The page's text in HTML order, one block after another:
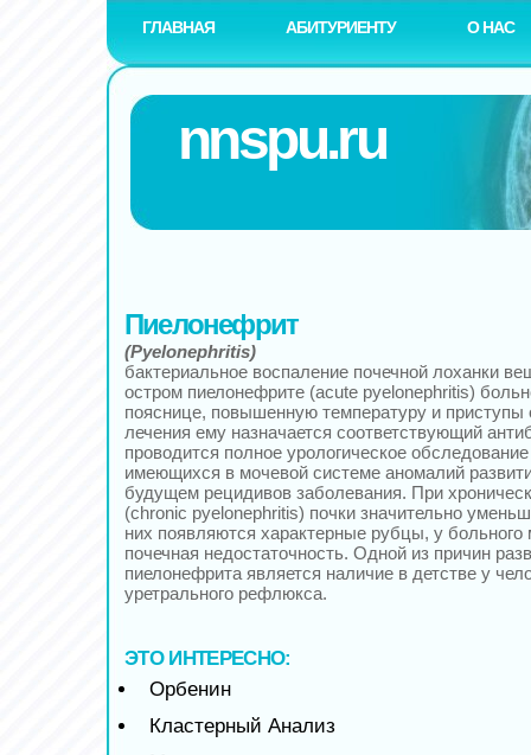
ГЛАВНАЯ АБИТУРИЕНТУ О НАС
nnspu.ru
Пиелонефрит
(Pyelonephritis)
бактериальное воспаление почечной лоханки
остром пиелонефрите (acute pyelonephritis)
пояснице, повышенную температуру и приступы
лечения ему назначается соответствующий
проводится полное урологическое
имеющихся в мочевой системе аномалий
будущем рецидивов заболевания. При
(chronic pyelonephritis) почки значительно
них появляются характерные рубцы, у больного
почечная недостаточность. Одной из причин
пиелонефрита является наличие в детстве у
уретрального рефлюкса.
ЭТО ИНТЕРЕСНО:
Орбенин
Кластерный Анализ